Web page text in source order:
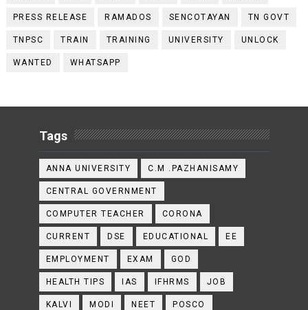
PRESS RELEASE RAMADOS SENCOTAYAN TN GOVT
TNPSC TRAIN TRAINING UNIVERSITY UNLOCK
WANTED WHATSAPP
Tags
ANNA UNIVERSITY C.M .PAZHANISAMY
CENTRAL GOVERNMENT
COMPUTER TEACHER CORONA
CURRENT DSE EDUCATIONAL EE
EMPLOYMENT EXAM GOD
HEALTH TIPS IAS IFHRMS JOB
KALVI MODI NEET POSCO